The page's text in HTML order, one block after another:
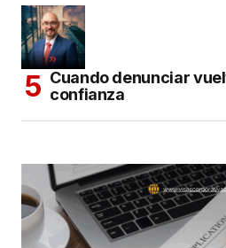
Cuando denunciar
confianza